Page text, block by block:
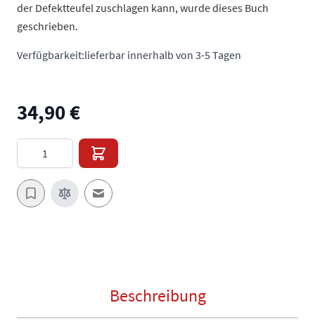
der Defektteufel zuschlagen kann, wurde dieses Buch
geschrieben.
Verfügbarkeit:lieferbar innerhalb von 3-5 Tagen
34,90 €
E-Mail an einen Freund
Beschreibung